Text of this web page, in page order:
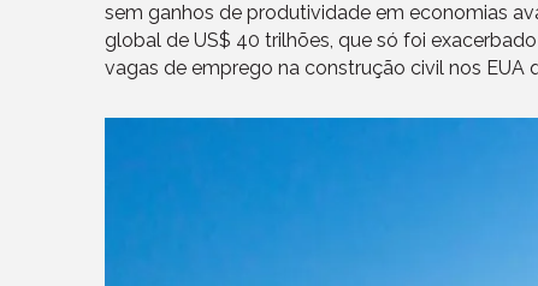
sem ganhos de produtividade em economias
global de US$ 40 trilhões, que só foi
vagas de emprego na construção civil nos EUA